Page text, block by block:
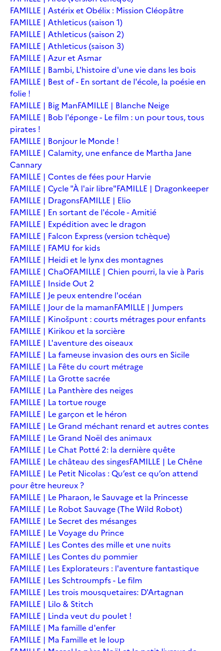
FAMILLE | Astérix et Obélix : Mission Cléopâtre
FAMILLE | Athleticus (saison 1)
FAMILLE | Athleticus (saison 2)
FAMILLE | Athleticus (saison 3)
FAMILLE | Azur et Asmar
FAMILLE | Bambi, L'histoire d'une vie dans les bois
FAMILLE | Best of - En sortant de l'école, la poésie en
folie !
FAMILLE | Big ManFAMILLE | Blanche Neige
FAMILLE | Bob l'éponge - Le film : un pour tous, tous
pirates !
FAMILLE | Bonjour le Monde !
FAMILLE | Calamity, une enfance de Martha Jane
Cannary
FAMILLE | Contes de fées pour Harvie
FAMILLE | Cycle "À l'air libre"FAMILLE | Dragonkeeper
FAMILLE | DragonsFAMILLE | Elio
FAMILLE | En sortant de l'école - Amitié
FAMILLE | Expédition avec le dragon
FAMILLE | Falcon Express (version tchèque)
FAMILLE | FAMU for kids
FAMILLE | Heidi et le lynx des montagnes
FAMILLE | ChaOFAMILLE | Chien pourri, la vie à Paris
FAMILLE | Inside Out 2
FAMILLE | Je peux entendre l'océan
FAMILLE | Jour de la mamanFAMILLE | Jumpers
FAMILLE | Kinošpunt : courts métrages pour enfants
FAMILLE | Kirikou et la sorcière
FAMILLE | L'aventure des oiseaux
FAMILLE | La fameuse invasion des ours en Sicile
FAMILLE | La Fête du court métrage
FAMILLE | La Grotte sacrée
FAMILLE | La Panthère des neiges
FAMILLE | La tortue rouge
FAMILLE | Le garçon et le héron
FAMILLE | Le Grand méchant renard et autres contes
FAMILLE | Le Grand Noël des animaux
FAMILLE | Le Chat Potté 2: la dernière quête
FAMILLE | Le château des singesFAMILLE | Le Chêne
FAMILLE | Le Petit Nicolas : Qu’est ce qu’on attend
pour être heureux ?
FAMILLE | Le Pharaon, le Sauvage et la Princesse
FAMILLE | Le Robot Sauvage (The Wild Robot)
FAMILLE | Le Secret des mésanges
FAMILLE | Le Voyage du Prince
FAMILLE | Les Contes des mille et une nuits
FAMILLE | Les Contes du pommier
FAMILLE | Les Explorateurs : l'aventure fantastique
FAMILLE | Les Schtroumpfs - Le film
FAMILLE | Les trois mousquetaires: D'Artagnan
FAMILLE | Lilo & Stitch
FAMILLE | Linda veut du poulet !
FAMILLE | Ma famille d'enfer
FAMILLE | Ma Famille et le loup